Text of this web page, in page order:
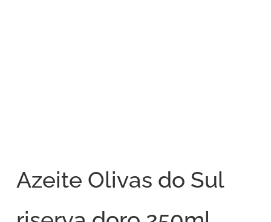
Azeite Olivas do Sul